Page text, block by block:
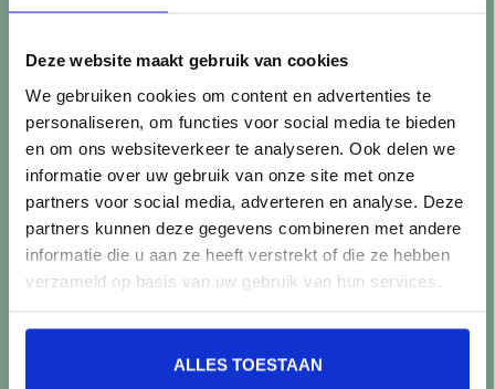
Deze website maakt gebruik van cookies
We gebruiken cookies om content en advertenties te
personaliseren, om functies voor social media te bieden
en om ons websiteverkeer te analyseren. Ook delen we
informatie over uw gebruik van onze site met onze
partners voor social media, adverteren en analyse. Deze
partners kunnen deze gegevens combineren met andere
informatie die u aan ze heeft verstrekt of die ze hebben
verzameld op basis van uw gebruik van hun services.
ALLES TOESTAAN
Privacy Policy
Producten
Alle producten
Nieuwe producten
Aanbiedingen
Merken
Tags